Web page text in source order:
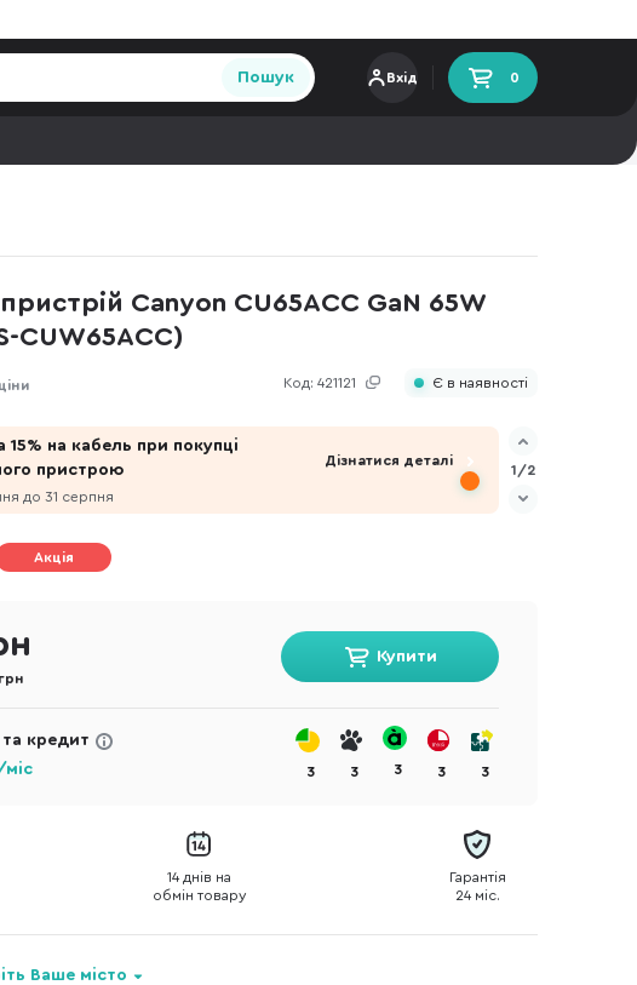
Пошук Вхід 0
Canyon CU65ACC GaN 65W
CUW65ACC)
Код: 421121 Є в наявності
15% на кабель при покупці
пристрою
до 31 серпня
Дізнатися деталі
1/2
Акція
Купити
кредит
міс 3 3 3 3 3
14 днів на
обмін товару
Гарантія
24 міс.
Ваше місто